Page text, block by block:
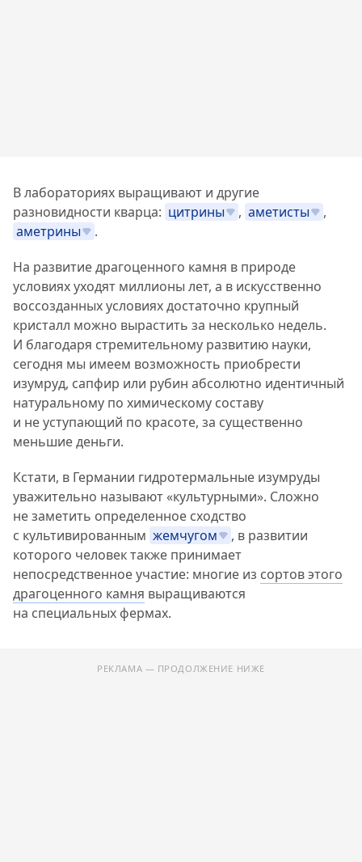
В лабораториях выращивают и другие
разновидности кварца: цитрины , аметисты
,
аметрины
.
На развитие драгоценного камня в природе
условиях уходят миллионы лет, а в искусственно
воссозданных условиях достаточно крупный
кристалл можно вырастить за несколько недель.
И благодаря стремительному развитию науки,
сегодня мы имеем возможность приобрести
изумруд, сапфир или рубин абсолютно идентичный
натуральному по химическому составу
и не уступающий по красоте, за существенно
меньшие деньги.
Кстати, в Германии гидротермальные изумруды
уважительно называют «культурными». Сложно
не заметить определенное сходство
с культивированным жемчугом
, в развитии
которого человек также принимает
непосредственное участие: многие из сортов этого
драгоценного камня выращиваются
на специальных фермах.
РЕКЛАМА — ПРОДОЛЖЕНИЕ НИЖЕ